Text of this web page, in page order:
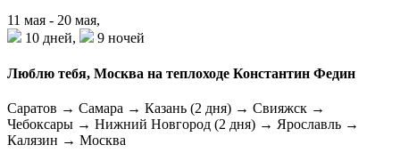
11 мая - 20 мая,
10 дней,
9 ночей
Люблю тебя, Москва на теплоходе Константин Федин
Саратов → Самара → Казань (2 дня) → Свияжск →
Чебоксары → Нижний Новгород (2 дня) → Ярославль →
Калязин → Москва